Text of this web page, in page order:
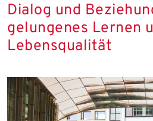
Dialog und
gelungenes Lernen
Lebensqualität